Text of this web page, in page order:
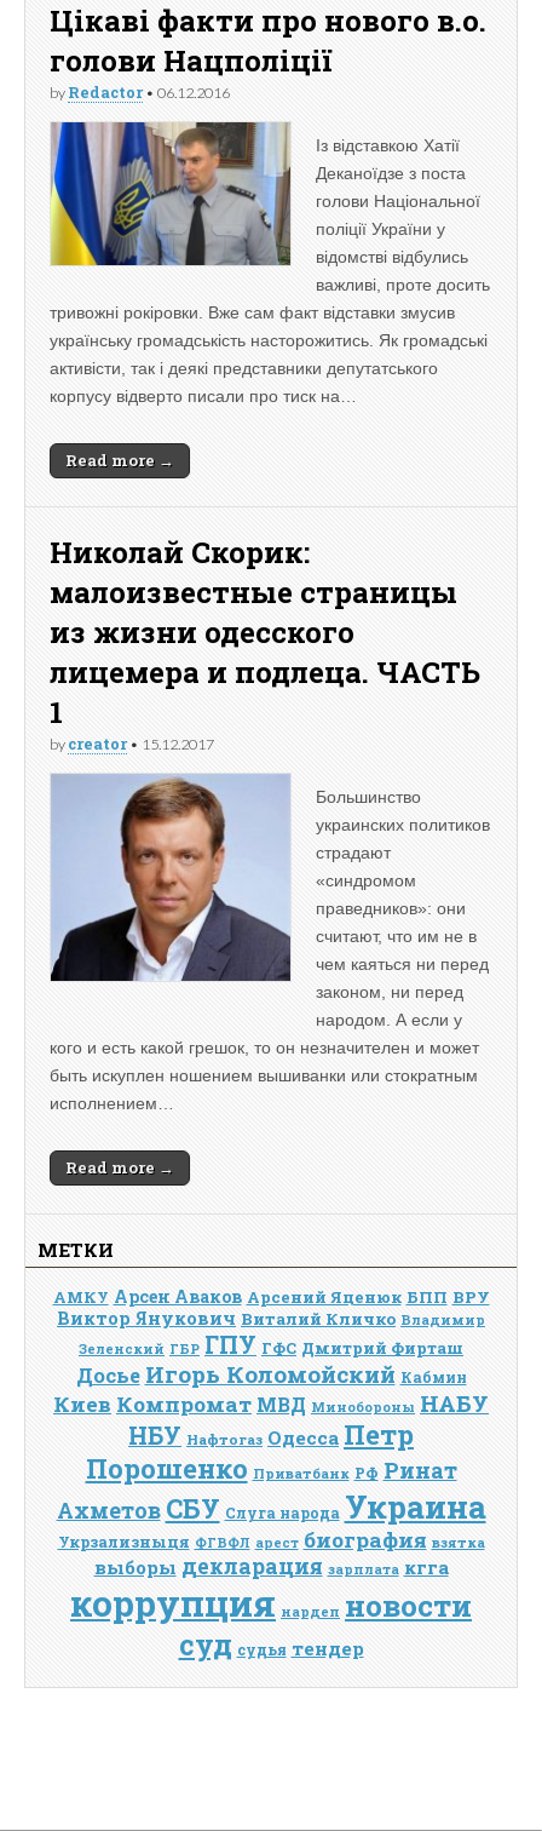
Цікаві факти про нового в.о.
голови Нацполіції
by Redactor• 06.12.2016
Із відставкою Хатії
Деканоїдзе з поста
голови Національної
поліції України у
відомстві відбулись
важливі, проте досить
тривожні рокіровки. Вже сам факт відставки змусив
українську громадськість насторожитись. Як громадські
активісти, так і деякі представники депутатського
корпусу відверто писали про тиск на…
Read more →
Николай Скорик:
малоизвестные страницы
из жизни одесского
лицемера и подлеца. ЧАСТЬ
1
by creator• 15.12.2017
Большинство
украинских политиков
страдают
«синдромом
праведников»: они
считают, что им не в
чем каяться ни перед
законом, ни перед
народом. А если у
кого и есть какой грешок, то он незначителен и может
быть искуплен ношением вышиванки или стократным
исполнением…
Read more →
МЕТКИ
АМКУ Арсен Аваков Арсений Яценюк БПП ВРУ
Виктор Янукович Виталий Кличко Владимир
Зеленский ГБР ГПУ ГФС Дмитрий Фирташ
Досье Игорь Коломойский Кабмин
Киев Компромат МВД Минобороны НАБУ
НБУ Нафтогаз Одесса Петр
Порошенко Приватбанк РФ Ринат
Ахметов СБУ Слуга народа Украина
Укрзализныця ФГВФЛ арест биография взятка
выборы декларация зарплата кгга
коррупция нардеп новости
суд судья тендер